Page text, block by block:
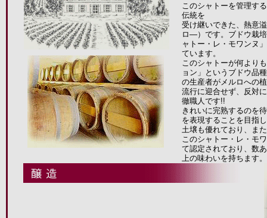
このシャトーを管理す
伝統を
受け継いできた、熱意
ロ―）です。ブドウ栽
ャトー・レ・モワンヌ
ています。
このシャトーが何より
ョン」というブドウ品
の生産者がメルロへの
流行に迎合せず、反対
徹職人です!!
きれいに完熟するのを
を表現することを目指
土壌も優れており、ま
このシャトー・レ・モ
て認定されており、数
上の味わいを持ちます。